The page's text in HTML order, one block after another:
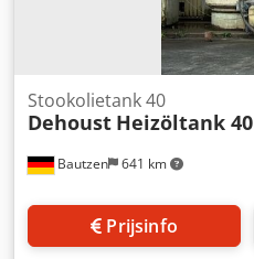
Bautzen 641 km
Stookolietank 40
Dehoust Heizöltank 40
Prijsinfo